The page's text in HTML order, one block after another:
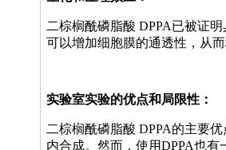
二棕榈酰磷脂酸 DPPA已被证
可以增加细胞膜的通透性，从
实验室实验的优点和局限性：
二棕榈酰磷脂酸 DPPA的主要
内合成。然而，使用DPPA也有